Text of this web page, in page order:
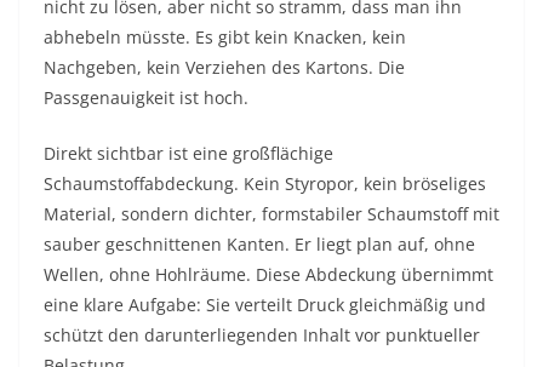
nicht zu lösen, aber nicht so stramm, dass man ihn
abhebeln müsste. Es gibt kein Knacken, kein
Nachgeben, kein Verziehen des Kartons. Die
Passgenauigkeit ist hoch.
Direkt sichtbar ist eine großflächige
Schaumstoffabdeckung. Kein Styropor, kein bröseliges
Material, sondern dichter, formstabiler Schaumstoff mit
sauber geschnittenen Kanten. Er liegt plan auf, ohne
Wellen, ohne Hohlräume. Diese Abdeckung übernimmt
eine klare Aufgabe: Sie verteilt Druck gleichmäßig und
schützt den darunterliegenden Inhalt vor punktueller